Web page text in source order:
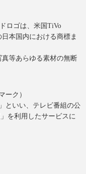
ロゴは、米国TiVo
本国内における商標ま
等あらゆる素材の無断
ーク）
といい、テレビ番組の公
を利用したサービスに